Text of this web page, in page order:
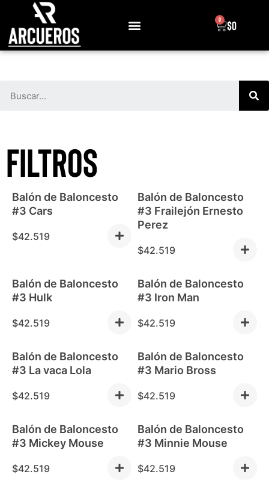
$0
0
FILTROS
Balón de Baloncesto
#3 Cars
$42.519
Balón de Baloncesto
#3 Frailejón Ernesto
Perez
$42.519
Balón de Baloncesto
#3 Hulk
$42.519
Balón de Baloncesto
#3 Iron Man
$42.519
Balón de Baloncesto
#3 La vaca Lola
$42.519
Balón de Baloncesto
#3 Mario Bross
$42.519
Balón de Baloncesto
#3 Mickey Mouse
$42.519
Balón de Baloncesto
#3 Minnie Mouse
$42.519